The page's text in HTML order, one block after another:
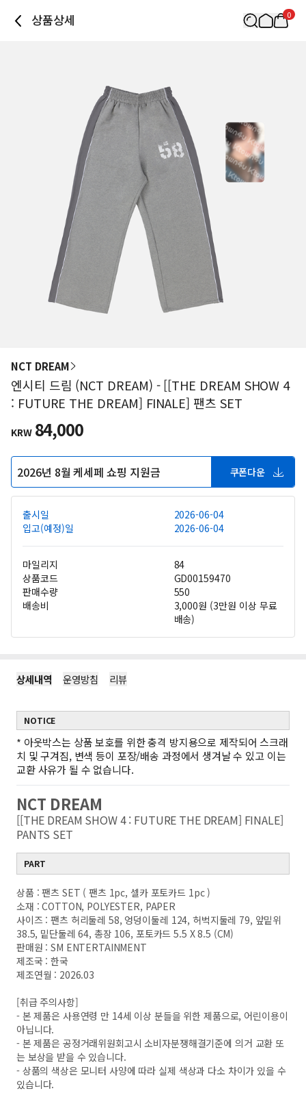
상품상세 0
NCT DREAM
엔시티 드림 (NCT DREAM) - [[THE DREAM SHOW 4
: FUTURE THE DREAM] FINALE] 팬츠 SET
KRW 84,000
2026년 8월 케세페 쇼핑 지원금 쿠폰다운
출시일
2026-06-04
입고(예정)일
2026-06-04
마일리지
84
상품코드
GD00159470
판매수량
550
배송비
3,000원 (3만원 이상 무료
배송)
상세내역 운영방침 리뷰
NOTICE
* 아웃박스는 상품 보호를 위한 충격 방지용으로 제작되어 스크래
치 및 구겨짐, 변색 등이 포장/배송 과정에서 생겨날 수 있고 이는
교환 사유가 될 수 없습니다.
NCT DREAM
[[THE DREAM SHOW 4 : FUTURE THE DREAM] FINALE]
PANTS SET
PART
상품 : 팬츠 SET ( 팬츠 1pc, 셀카 포토카드 1pc )
소재 : COTTON, POLYESTER, PAPER
사이즈 : 팬츠 허리둘레 58, 엉덩이둘레 124, 허벅지둘레 79, 앞밑위
38.5, 밑단둘레 64, 총장 106, 포토카드 5.5 X 8.5 (CM)
판매원 : SM ENTERTAINMENT
제조국 : 한국
제조연월 : 2026.03
[취급 주의사항]
- 본 제품은 사용연령 만 14세 이상 분들을 위한 제품으로, 어린이용이
아닙니다.
- 본 제품은 공정거래위원회고시 소비자분쟁해결기준에 의거 교환 또
는 보상을 받을 수 있습니다.
- 상품의 색상은 모니터 사양에 따라 실제 색상과 다소 차이가 있을 수
있습니다.